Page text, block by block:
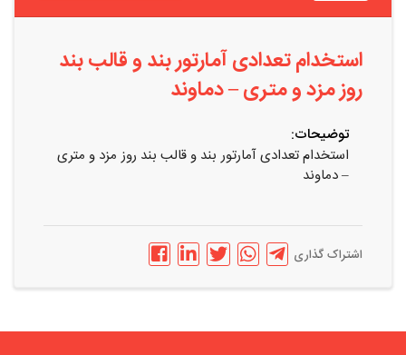
استخدام تعدادی آمارتور بند و قالب بند
روز مزد و متری – دماوند
توضیحات:
استخدام تعدادی آمارتور بند و قالب بند روز مزد و متری
– دماوند
اشتراک گذاری